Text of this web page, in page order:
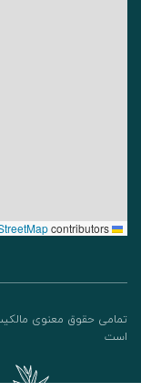
contributors
تمامی حقوق معنوی
است